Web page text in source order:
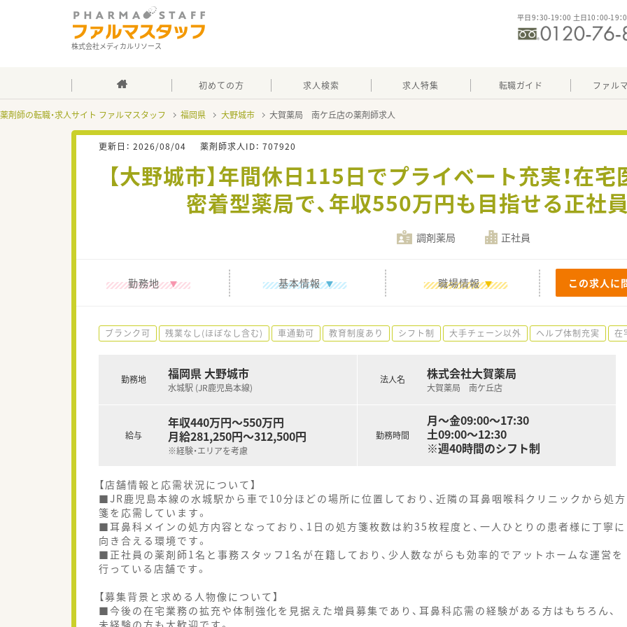
株式会社メディカルリソース
平日9：30-19：00 土日10：00-19
初めての方 求人検索 求人特集 転職ガイド ファル
薬剤師の転職・求人サイト ファルマスタッフ 福岡県 大野城市 大賀薬局 南ケ丘店の薬剤師求人
更新日： 2026/08/04 薬剤師求人ID： 707920
【大野城市】年間休日115日でプライベート充実！在
密着型薬局で、年収550万円も目指せる正社
調剤薬局 正社員
勤務地 基本情報 職場情報 この求人に
ブランク可 残業なし(ほぼなし含む) 車通勤可 教育制度あり シフト制 大手チェーン以外 ヘルプ体制充実 在
勤務地 福岡県 大野城市
水城駅 (JR鹿児島本線)
給与
年収440万円～550万円
月給281,250円～312,500円
※経験・エリアを考慮
法人名 株式会社大賀薬局
大賀薬局 南ケ丘店
勤務時間
月～金09:00～17:30
土09:00～12:30
※週40時間のシフト制
【店舗情報と応需状況について】
■JR鹿児島本線の水城駅から車で10分ほどの場所に位置しており、近隣の耳鼻咽喉科クリニックから処方
箋を応需しています。
■耳鼻科メインの処方内容となっており、1日の処方箋枚数は約35枚程度と、一人ひとりの患者様に丁寧に
向き合える環境です。
■正社員の薬剤師1名と事務スタッフ1名が在籍しており、少人数ながらも効率的でアットホームな運営を
行っている店舗です。
【募集背景と求める人物像について】
■今後の在宅業務の拡充や体制強化を見据えた増員募集であり、耳鼻科応需の経験がある方はもちろん、
未経験の方も大歓迎です。